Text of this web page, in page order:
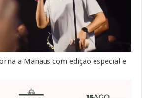
a Manaus com edição especial e